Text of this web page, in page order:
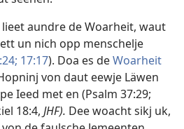
lieet aundre de Woarheit, waut
un nich opp menschelje
17:17). Doa es deWoarheit
von daut eewje Läwen
Ieed met en (Psalm 37:29;
18:4, JHF). Dee woacht sikj uk,